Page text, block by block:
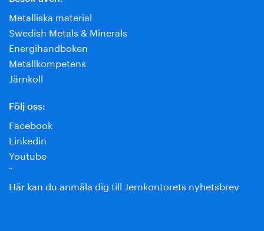
Metalliska material
Swedish Metals & Minerals
Energihandboken
Metallkompetens
Järnkoll
Följ oss:
Facebook
Linkedin
Youtube
¨
Här kan du anmäla dig till Jernkontorets nyhetsbrev